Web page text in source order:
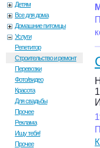
Детям
Все для дома
Домашние питомцы
Услуги
Репетитор
Строительство и ремонт
Перевозки
Фото/видео
Красота
Для свадьбы
Прочее
Реклама
Ищу тебя!
Прочее